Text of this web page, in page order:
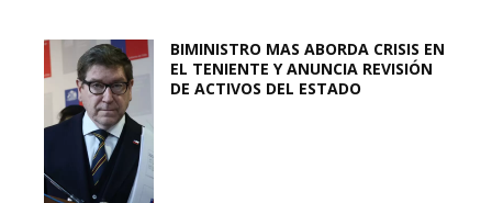
BIMINISTRO MAS ABORDA CRISIS EN
EL TENIENTE Y ANUNCIA REVISIÓN
DE ACTIVOS DEL ESTADO